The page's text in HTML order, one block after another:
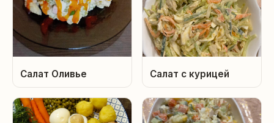
Салат Оливье Салат с курицей